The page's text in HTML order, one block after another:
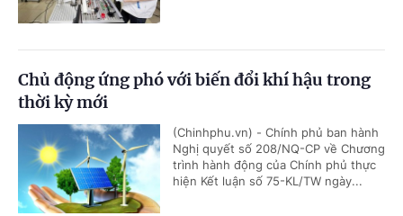
Chủ động ứng phó với biến đổi khí hậu trong
thời kỳ mới
(Chinhphu.vn) - Chính phủ ban hành
Nghị quyết số 208/NQ-CP về Chương
trình hành động của Chính phủ thực
hiện Kết luận số 75-KL/TW ngày...